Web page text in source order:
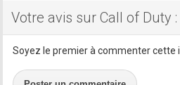
Votre avis sur Call of Duty :
Soyez le premier à commenter cette